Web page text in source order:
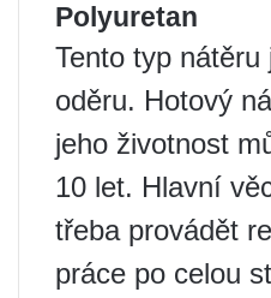
Polyuretan
Tento typ nátěru
oděru. Hotový
jeho životnost
10 let. Hlavní
třeba provádět
práce po celou